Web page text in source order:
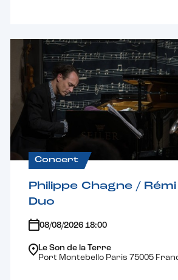
Concert
Philippe Chagne /
Duo
08/08/2026 18:00
Le Son de la Terre
Port Montebello Paris 75005